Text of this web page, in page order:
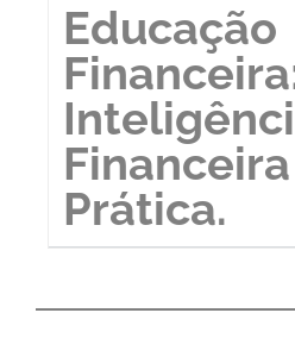
Educação
Prática.